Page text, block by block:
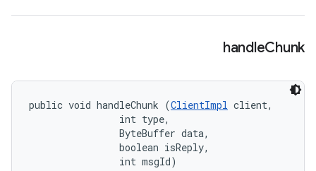
handleChunk
public void handleChunk (ClientImpl client,
                int type,
                ByteBuffer data,
                boolean isReply,
                int msgId)